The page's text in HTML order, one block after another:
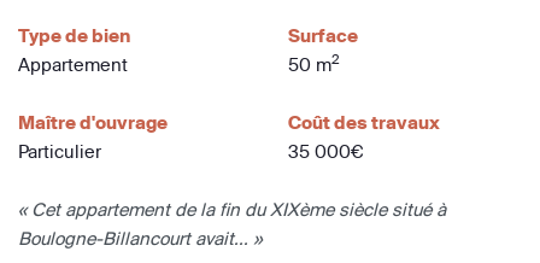
Type de bien
Appartement
Surface
50 m2
Maître d'ouvrage
Particulier
Coût des travaux
35 000€
« Cet appartement de la fin du XIXème siècle situé à
Boulogne-Billancourt avait... »